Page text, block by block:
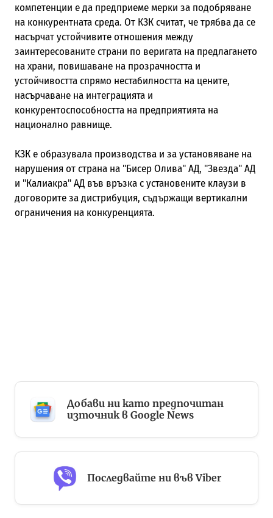
компетенции е да предприеме мерки за подобряване
на конкурентната среда. От КЗК считат, че трябва да се
насърчат устойчивите отношения между
заинтересованите страни по веригата на предлагането
на храни, повишаване на прозрачността и
устойчивостта спрямо нестабилността на цените,
насърчаване на интеграцията и
конкурентоспособността на предприятията на
национално равнище.
КЗК е образувала производства и за установяване на
нарушения от страна на "Бисер Олива" АД, "Звезда" АД
и "Калиакра" АД във връзка с установените клаузи в
договорите за дистрибуция, съдържащи вертикални
ограничения на конкуренцията.
Добави ни като предпочитан
източник в Google News
Последвайте ни във Viber